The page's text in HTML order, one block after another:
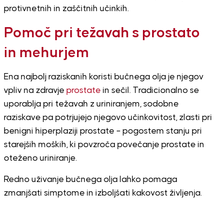
protivnetnih in zaščitnih učinkih.
Pomoč pri težavah s prostato
in mehurjem
Ena najbolj raziskanih koristi bučnega olja je njegov
vpliv na zdravje prostate in sečil. Tradicionalno se
uporablja pri težavah z uriniranjem, sodobne
raziskave pa potrjujejo njegovo učinkovitost, zlasti pri
benigni hiperplaziji prostate – pogostem stanju pri
starejših moških, ki povzroča povečanje prostate in
oteženo uriniranje.
Redno uživanje bučnega olja lahko pomaga
zmanjšati simptome in izboljšati kakovost življenja.